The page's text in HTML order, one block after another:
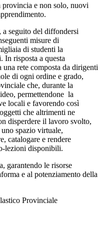
e non solo, nuovi
a seguito del diffondersi
misure di
di studenti la
In risposta a questa
rete composta da dirigenti
di ogni ordine e grado,
che, durante la
permettendone la
locali e favorendo così
che altrimenti ne
disperdere il lavoro svolto,
spazio virtuale,
catalogare e rendere
lezioni disponibili.
garantendo le risorse
e al potenziamento della
Provinciale